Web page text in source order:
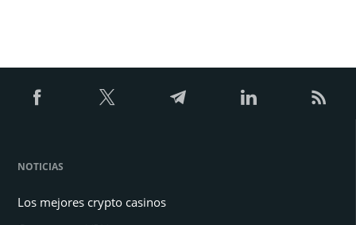
NOTICIAS
Los mejores crypto casinos